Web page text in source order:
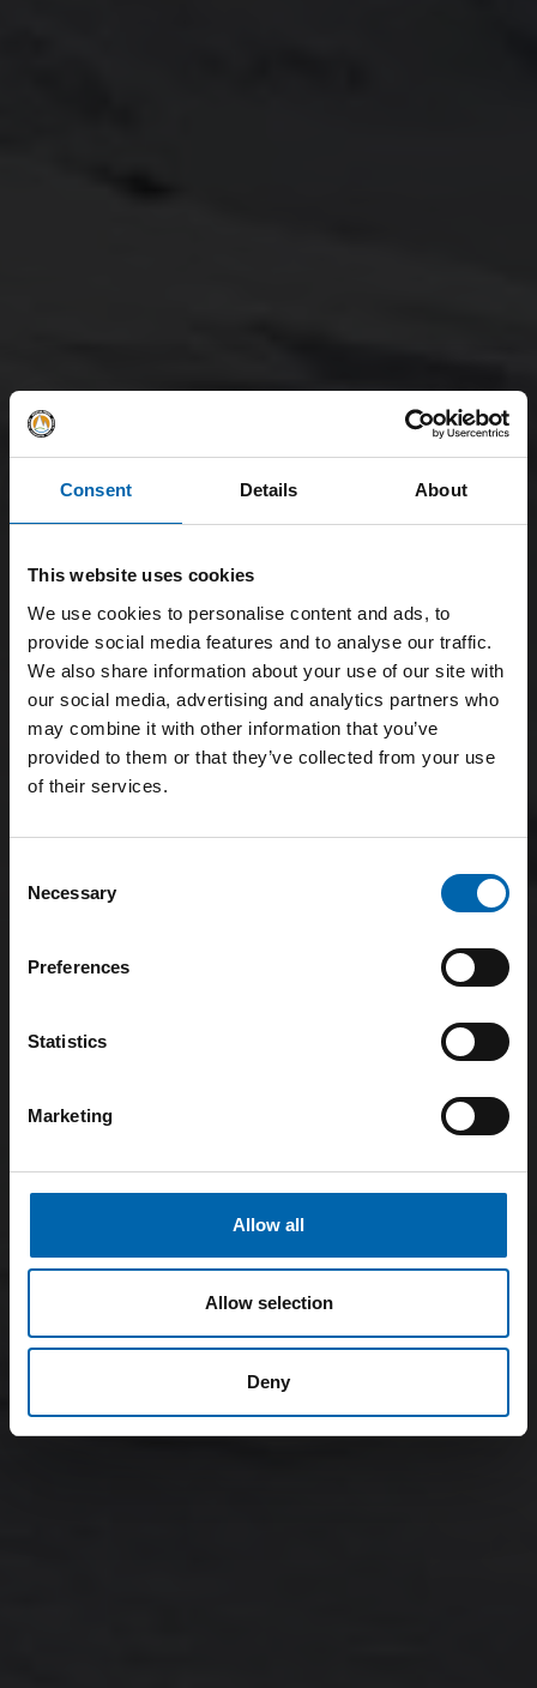
Consent Details About
This website uses cookies
We use cookies to personalise content and ads, to
provide social media features and to analyse our traffic.
We also share information about your use of our site with
our social media, advertising and analytics partners who
may combine it with other information that you’ve
provided to them or that they’ve collected from your use
of their services.
Selection
Necessary
Preferences
Statistics
Marketing
Allow all
Allow selection
Deny